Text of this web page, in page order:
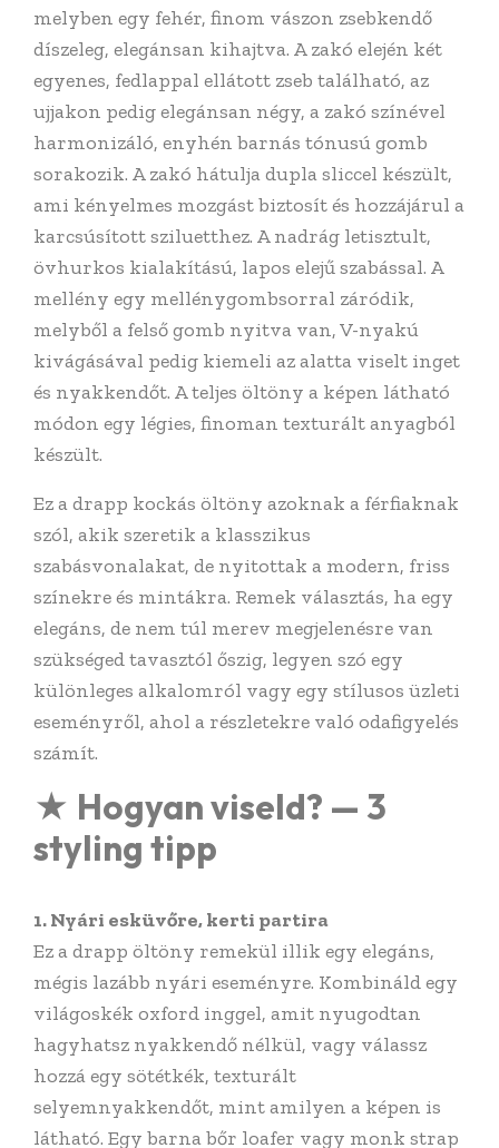
melyben egy fehér, finom vászon zsebkendő
díszeleg, elegánsan kihajtva. A zakó elején két
egyenes, fedlappal ellátott zseb található, az
ujjakon pedig elegánsan négy, a zakó színével
harmonizáló, enyhén barnás tónusú gomb
sorakozik. A zakó hátulja dupla sliccel készült,
ami kényelmes mozgást biztosít és hozzájárul a
karcsúsított sziluetthez. A nadrág letisztult,
övhurkos kialakítású, lapos elejű szabással. A
mellény egy mellénygombsorral záródik,
melyből a felső gomb nyitva van, V-nyakú
kivágásával pedig kiemeli az alatta viselt inget
és nyakkendőt. A teljes öltöny a képen látható
módon egy légies, finoman texturált anyagból
készült.
Ez a drapp kockás öltöny azoknak a férfiaknak
szól, akik szeretik a klasszikus
szabásvonalakat, de nyitottak a modern, friss
színekre és mintákra. Remek választás, ha egy
elegáns, de nem túl merev megjelenésre van
szükséged tavasztól őszig, legyen szó egy
különleges alkalomról vagy egy stílusos üzleti
eseményről, ahol a részletekre való odafigyelés
számít.
★ Hogyan viseld? — 3
styling tipp
1. Nyári esküvőre, kerti partira
Ez a drapp öltöny remekül illik egy elegáns,
mégis lazább nyári eseményre. Kombináld egy
világoskék oxford inggel, amit nyugodtan
hagyhatsz nyakkendő nélkül, vagy válassz
hozzá egy sötétkék, texturált
selyemnyakkendőt, mint amilyen a képen is
látható. Egy barna bőr loafer vagy monk strap